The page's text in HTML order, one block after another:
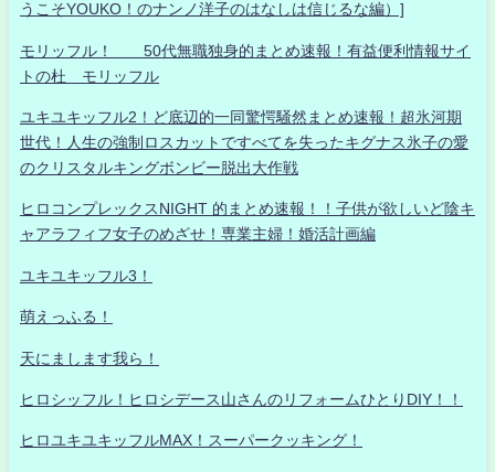
うこそYOUKO！のナンノ洋子のはなしは信じるな編）]
モリッフル！ 50代無職独身的まとめ速報！有益便利情報サイ
トの杜 モリッフル
ユキユキッフル2！ど底辺的一同驚愕騒然まとめ速報！超氷河期
世代！人生の強制ロスカットですべてを失ったキグナス氷子の愛
のクリスタルキングボンビー脱出大作戦
ヒロコンプレックスNIGHT 的まとめ速報！！子供が欲しいど陰キ
ャアラフィフ女子のめざせ！専業主婦！婚活計画編
ユキユキッフル3！
萌えっふる！
天にまします我ら！
ヒロシッフル！ヒロシデース山さんのリフォームひとりDIY！！
ヒロユキユキッフルMAX！スーパークッキング！